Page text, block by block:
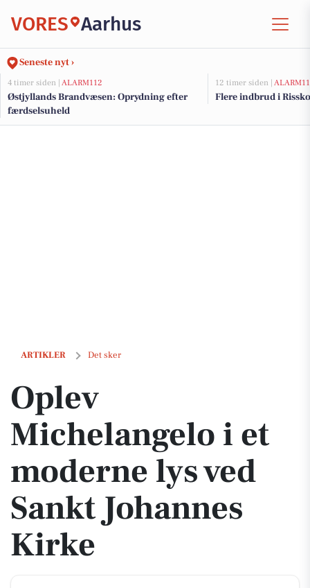
VORES Aarhus
Seneste nyt ›
4 timer siden | ALARM112
Østjyllands Brandvæsen: Oprydning efter
færdselsuheld
12 timer siden |
Flere indbrud i
ARTIKLER Det sker
Oplev Michelangelo i et moderne lys ved Sankt Johannes Kirke
Oplev
Michelangelo i et
moderne lys ved
Sankt Johannes
Kirke